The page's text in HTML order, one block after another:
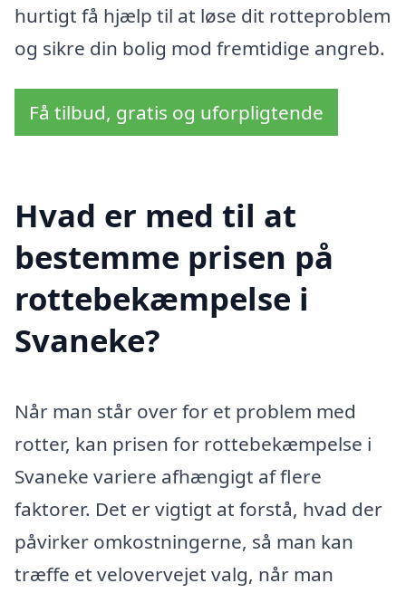
hurtigt få hjælp til at løse dit rotteproblem
og sikre din bolig mod fremtidige angreb.
Få tilbud, gratis og uforpligtende
Hvad er med til at
bestemme prisen på
rottebekæmpelse i
Svaneke?
Når man står over for et problem med
rotter, kan prisen for rottebekæmpelse i
Svaneke variere afhængigt af flere
faktorer. Det er vigtigt at forstå, hvad der
påvirker omkostningerne, så man kan
træffe et velovervejet valg, når man